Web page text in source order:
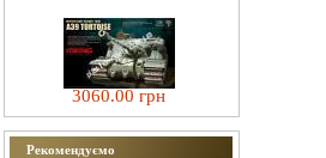
3060.00 грн
Рекомендуємо